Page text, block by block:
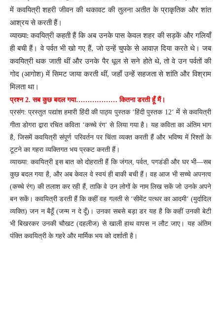
में कवयित्री शहरी जीवन की थकावट की तुलना अतीत के प्राकृतिक और शांत
आश्रय से करती हैं।
व्याख्या: कवयित्री कहती हैं कि अब उनके पास केवल शहर की सड़कें और गलियाँ
ही बची हैं। वे पर्वत भी खो गए हैं,जो उन्हें चुपके से आवाज़ दिया करते थे। जब
कवयित्री थक जाती थीं और उनके पैर धूल से सने होते थे,तो वे उन पर्वतों की
गोद (आगोश) में सिमट जाया करती थीं,जहाँ उन्हें सहजता से शांति और विश्राम
मिलता था।
प्रश्न 2.सब कुछ बदल गया……………… कितना डरती हूँ मैं।
प्रसंग: प्रस्तुत पद्यांश हमारी हिंदी की पाठ्य पुस्तक ‘हिंदी पुस्तक 12‘में से कवयित्री
गीता डोगरा द्वारा रचित कविता ‘कच्चे रंग‘से लिया गया है। यह कविता का अंतिम भाग
है,जिसमें कवयित्री संपूर्ण परिवर्तन पर चिंता व्यक्त करती हैं और भविष्य में रिश्तों के
टूटने का गहरा व्यक्तिगत भय प्रकट करती हैं।
व्याख्या: कवयित्री इस बात को दोहराती हैं कि जंगल,पर्वत, पगडंडी और घर भी—सब
कुछ बदल गया है, और अब केवल वे स्वयं ही बाकी बची हैं। वह आज भी सच्चे अपनत्व
(कच्चे रंग) की तलाश कर रही हैं,ताकि वे उन लोगों के नाम लिख सकें जो उनके अपने
बन सकें। कवयित्री डरती हैं कि कहीं वह गलती से ‘सीमेंट पत्थर का आदमी‘ (मुर्दादिल
व्यक्ति) जन न बैठूँ (जन्म न दे दूँ)। उनका सबसे बड़ा डर यह है कि कहीं उनकी बेटी
भी बिखरकर उनकी चौखट (दहलीज) से खाली हाथ वापस न लौट जाए। यह अंतिम
पंक्ति कवयित्री के गहरे और मार्मिक भय को दर्शाती है।